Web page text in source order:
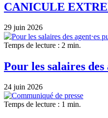
CANICULE
29 juin 2026
Temps de lecture : 2 min.
Pour les salaires
24 juin 2026
Temps de lecture : 1 min.